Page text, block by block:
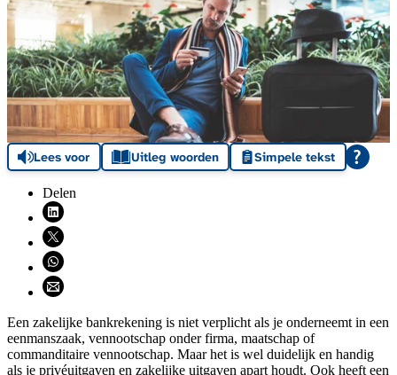
Lees voor Uitleg woorden Simpele tekst
Delen
Deel via LinkedIn (opent nieuw venster)
Deel via X (opent nieuw venster)
Deel via WhatsApp (opent WhatsApp)
Deel via email (opent email programma)
Een zakelijke bankrekening is niet verplicht als je onderneemt in een
eenmanszaak, vennootschap onder firma, maatschap of
commanditaire vennootschap. Maar het is wel duidelijk en handig
als je privéuitgaven en zakelijke uitgaven apart houdt. Ook heeft een